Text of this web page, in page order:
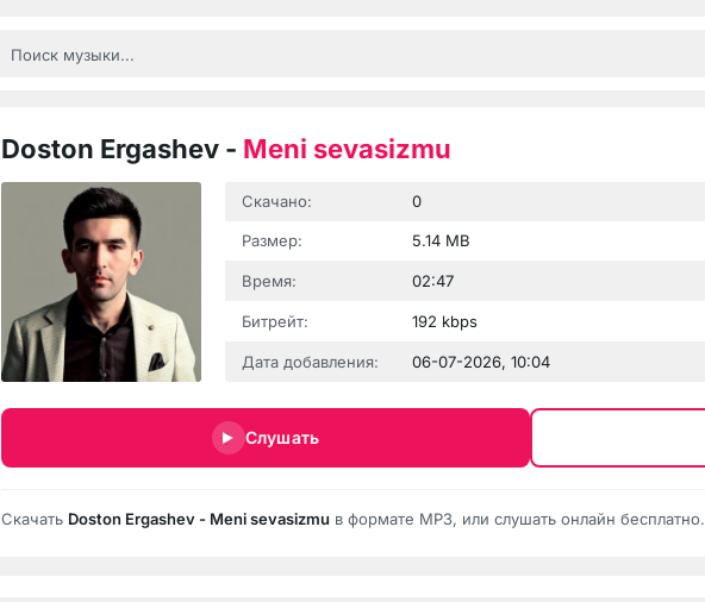
Doston Ergashev - Meni sevasizmu
Скачано: 0
Размер: 5.14 MB
Время: 02:47
Битрейт: 192 kbps
Дата добавления: 06-07-2026, 10:04
Слушать
Скачать Doston Ergashev - Meni sevasizmu в формате MP3, или слушать онлайн бесплатно.